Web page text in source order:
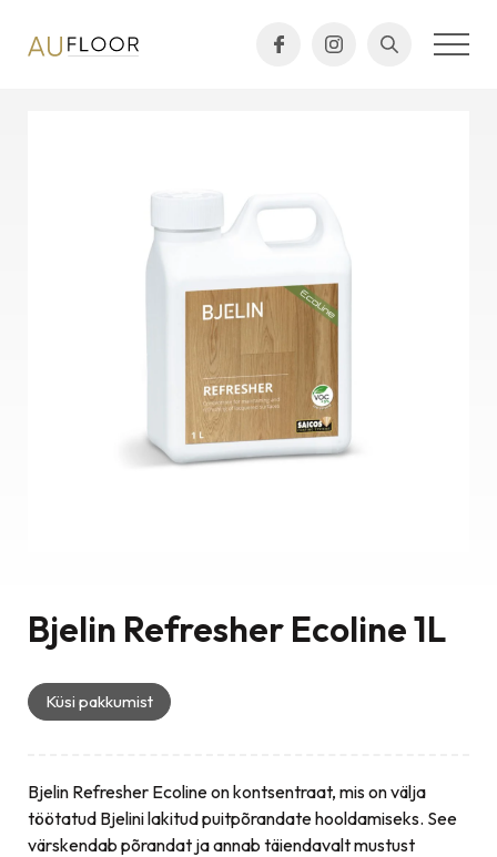
Bjelin Refresher Ecoline 1L
Küsi pakkumist
Bjelin Refresher Ecoline on kontsentraat, mis on välja
töötatud Bjelini lakitud puitpõrandate hooldamiseks. See
värskendab põrandat ja annab täiendavalt mustust